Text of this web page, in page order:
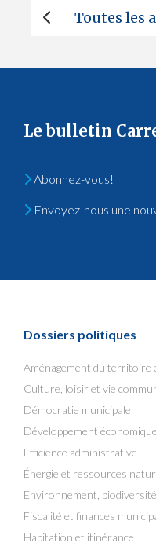
Toutes les
Le bulletin
Abonnez-vous!
Envoyez-nous une
Dossiers politiques
Aménagement du territoire
Culture, loisir et vie
Démocratie municipale
Développement
Efficience administrative
Énergie et ressources
Environnement,
Fiscalité et finances
Habitation et itinérance